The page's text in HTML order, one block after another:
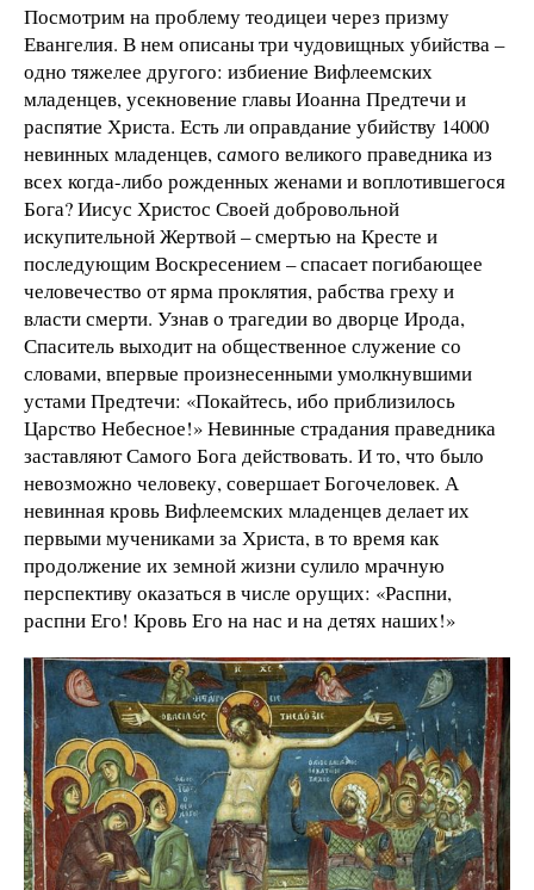
Посмотрим на проблему теодицеи через призму
Евангелия. В нем описаны три чудовищных убийства –
одно тяжелее другого: избиение Вифлеемских
младенцев, усекновение главы Иоанна Предтечи и
распятие Христа. Есть ли оправдание убийству 14000
невинных младенцев, самого великого праведника из
всех когда-либо рожденных женами и воплотившегося
Бога? Иисус Христос Своей добровольной
искупительной Жертвой – смертью на Кресте и
последующим Воскресением – спасает погибающее
человечество от ярма проклятия, рабства греху и
власти смерти. Узнав о трагедии во дворце Ирода,
Спаситель выходит на общественное служение со
словами, впервые произнесенными умолкнувшими
устами Предтечи: «Покайтесь, ибо приблизилось
Царство Небесное!» Невинные страдания праведника
заставляют Самого Бога действовать. И то, что было
невозможно человеку, совершает Богочеловек. А
невинная кровь Вифлеемских младенцев делает их
первыми мучениками за Христа, в то время как
продолжение их земной жизни сулило мрачную
перспективу оказаться в числе орущих: «Распни,
распни Его! Кровь Его на нас и на детях наших!»